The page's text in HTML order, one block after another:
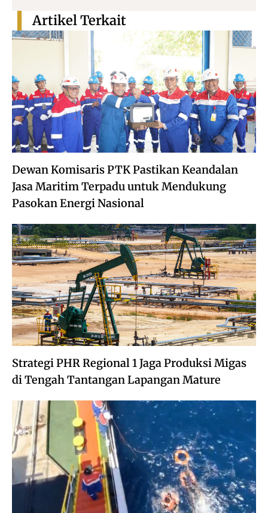
Dewan Komisaris PTK Pastikan Keandalan
Jasa Maritim Terpadu untuk Mendukung
Pasokan Energi Nasional
Strategi PHR Regional 1 Jaga Produksi Migas
di Tengah Tantangan Lapangan Mature
Artikel Terkait